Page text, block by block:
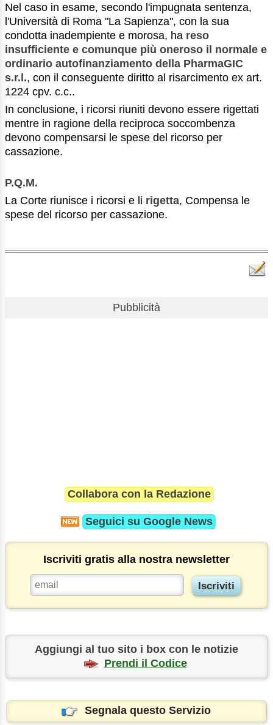
Nel caso in esame, secondo l'impugnata sentenza,
l'Università di Roma "La Sapienza", con la sua
condotta inadempiente e morosa, ha reso
insufficiente e comunque più oneroso il normale e
ordinario autofinanziamento della PharmaGIC
s.r.l., con il conseguente diritto al risarcimento ex art.
1224 cpv. c.c..
In conclusione, i ricorsi riuniti devono essere rigettati
mentre in ragione della reciproca soccombenza
devono compensarsi le spese del ricorso per
cassazione.
P.Q.M.
La Corte riunisce i ricorsi e li rigetta, Compensa le
spese del ricorso per cassazione.
Pubblicità
Collabora con la Redazione
Seguici su Google News
Iscriviti gratis alla nostra newsletter
Aggiungi al tuo sito i box con le notizie
Prendi il Codice
Segnala questo Servizio